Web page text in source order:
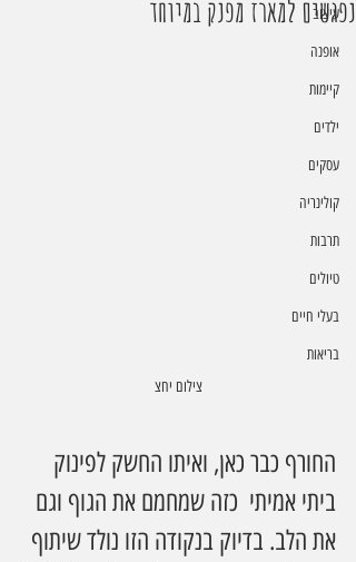
עיצוב
אופנה
קיימות
ילדים
עסקים
קולינריה
תרבות
טיולים
בעלי חיים
בריאות
נפגשים למארז מפנק במיוחד
צילום יחצ
החורף כבר כאן, ואיתו החשק לפינוק
ביתי אמיתי  כזה שמחמם את הגוף וגם
את הלב. בדיוק בנקודה הזו נולד שיתוף